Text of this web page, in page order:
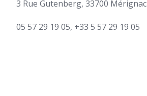
3 Rue Gutenberg, 33700 Mérignac
05 57 29 19 05, +33 5 57 29 19 05